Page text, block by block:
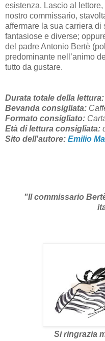
esistenza. Lascio al lettore,
nostro commissario,
affermare la sua carriera di
fantasiose e diverse;
del padre Antonio Bertè
predominante nell’animo
tutto da gustare.
Durata totale della lettura:
Bevanda consigliata:
Formato consigliato:
Età di lettura consigliata:
Sito dell'autore: Emilio
"Il commissario Bertè
Si ringrazia molto